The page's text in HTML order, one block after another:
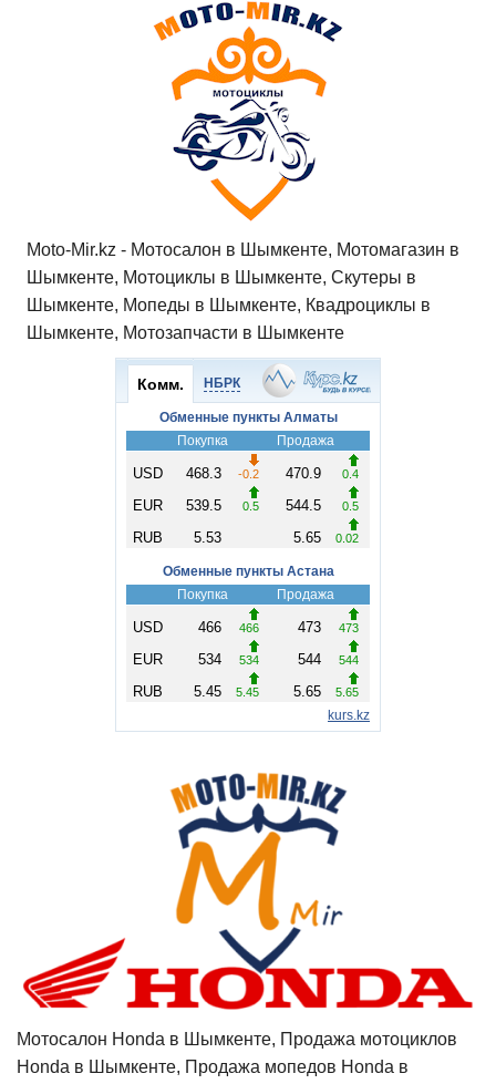
Moto-Mir.kz - Мотосалон в Шымкенте, Мотомагазин в
Шымкенте, Мотоциклы в Шымкенте, Скутеры в
Шымкенте, Мопеды в Шымкенте, Квадроциклы в
Шымкенте, Мотозапчасти в Шымкенте
Мотосалон Honda в Шымкенте, Продажа мотоциклов
Honda в Шымкенте, Продажа мопедов Honda в